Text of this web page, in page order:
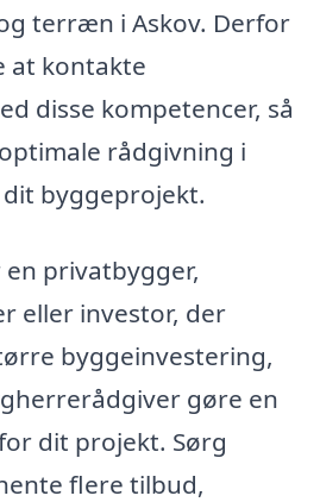
terræn i Askov. Derfor
at kontakte
disse kompetencer, så
rådgivning i
byggeprojekt.
privatbygger,
eller investor, der
byggeinvestering,
gøre en
dit projekt. Sørg
flere tilbud,